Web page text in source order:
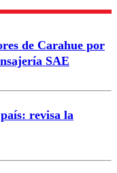
comentario
de Carahue por
SAE
revisa la